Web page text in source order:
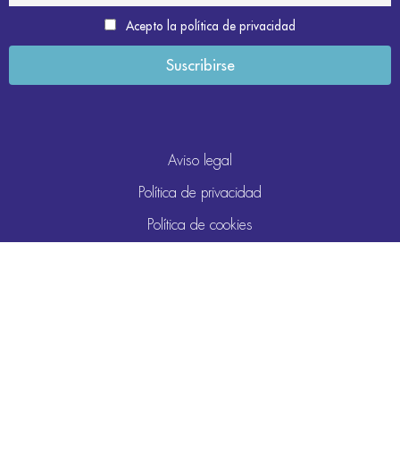
Acepto la política de privacidad
Aviso legal
Política de privacidad
Política de cookies